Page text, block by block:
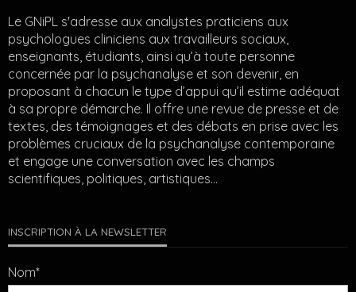
Le GNiPL s'adresse aux analystes praticiens aux
psychologues cliniciens aux travailleurs sociaux,
enseignants, étudiants, ainsi qu’à toute personne
concernée par la psychanalyse et son devenir, en
proposant à chacun le type d’appui qu’il estime adéquat
à sa propre démarche. Il offre une revue de presse et de
textes, des témoignages et des débats en prise avec les
problèmes cruciaux de la psychanalyse contemporaine
et engage une conversation avec les champs
scientifiques, politiques, artistiques…
INSCRIPTION À LA NEWSLETTER
Nom*